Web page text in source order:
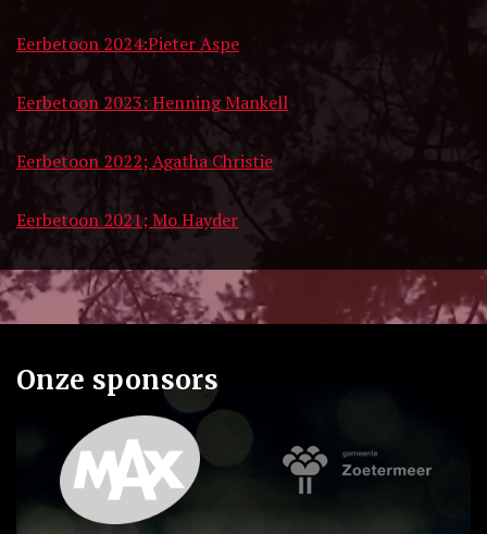
Eerbetoon 2024:Pieter Aspe
Eerbetoon 2023: Henning Mankell
Eerbetoon 2022; Agatha Christie
Eerbetoon 2021; Mo Hayder
Onze sponsors